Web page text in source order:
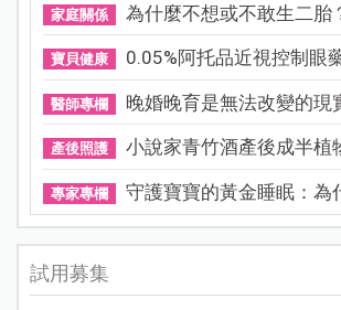
家庭關係 為什麼不想或不敢生二胎
寶貝健康 0.05%阿托品近視控制眼
醫師專欄 晚婚晚育是無法改變的現
產後照護 小說家青竹酒產後成半植
專家專欄 守護寶寶的黃金睡眠：為
試用募集